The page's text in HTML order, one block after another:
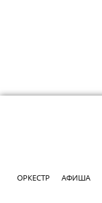
ОРКЕСТР АФИША